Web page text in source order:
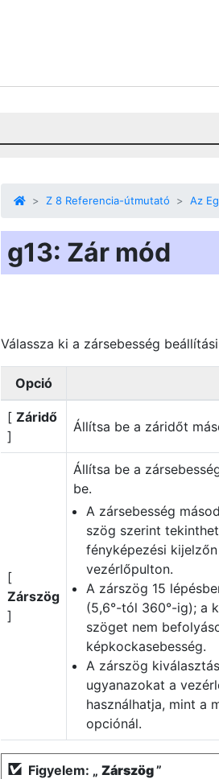
Z 8 Referencia-útmutató Az
g13: Zár mód
Válassza ki a zársebesség
Opció
[ Záridő
]
Állítsa be a záridőt
[
Zárszög
]
Állítsa be a
be.
A zársebesség
szög szerint
fényképezési kijelzőn
vezérlőpulton.
A zárszög 15
(5,6°-tól 360°-ig); a
szöget nem
képkockasebesség.
A zárszög
ugyanazokat a
használhatja, mint a
opciónál.
Figyelem: „ Zárszög”